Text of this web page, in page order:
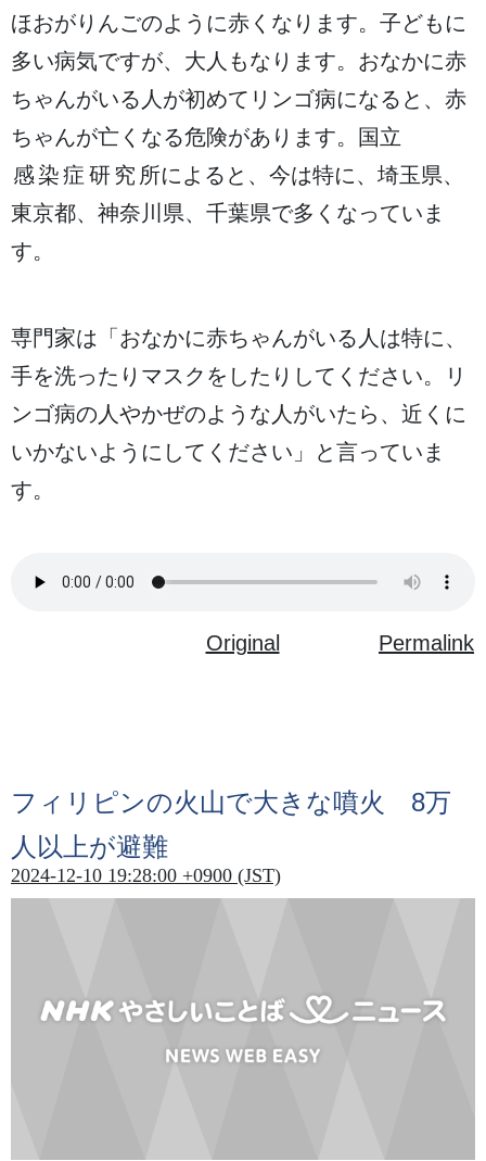
ほおがりんごのように赤 くなります。 子どもに
多い病気ですが、 大人 もなります。おなかに赤
ちゃんがいる 人 が初めてリンゴ病になると、 赤
ちゃんが亡 くなる危険があります。
国立
感染症 研究所によると、 今は特に、 埼玉県、
東京都、 神奈川県、 千葉県で多 くなっていま
す。
専門家は「おなかに赤ちゃんがいる 人 は特に、
手を洗ったりマスクをしたりしてください。リ
ンゴ病の 人やかぜのような 人 がいたら、 近 くに
いかないようにしてください」と言っていま
す。
Original Permalink
フィリピンの火山で大きな噴火 8万
人 以上が避難
2024-12-10 19:28:00 +0900 (JST)